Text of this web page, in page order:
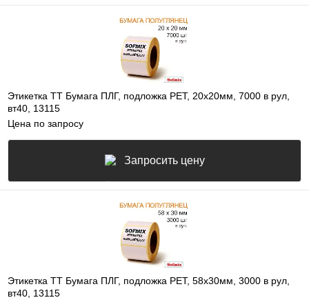
Этикетка ТТ Бумага ПЛГ, подложка РЕТ, 20х20мм, 7000 в рул,
вт40, 13115
Цена по запросу
Запросить цену
Этикетка ТТ Бумага ПЛГ, подложка РЕТ, 58х30мм, 3000 в рул,
вт40, 13115